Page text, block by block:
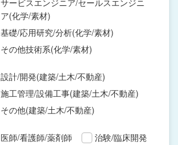
サービスエンジニア/セールスエンジニ
ア(化学/素材)
基礎/応用研究/分析(化学/素材)
その他技術系(化学/素材)
設計/開発(建築/土木/不動産)
施工管理/設備工事(建築/土木/不動産)
その他(建築/土木/不動産)
医師/看護師/薬剤師
治験/臨床開発